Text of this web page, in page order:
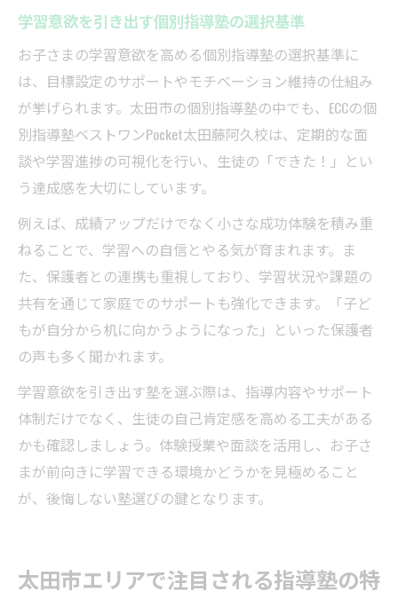
学習意欲を引き出す個別指導塾の選択基準
お子さまの学習意欲を高める個別指導塾の選択基準に
は、目標設定のサポートやモチベーション維持の仕組み
が挙げられます。太田市の個別指導塾の中でも、ECCの個
別指導塾ベストワンPocket太田藤阿久校は、定期的な面
談や学習進捗の可視化を行い、生徒の「できた！」とい
う達成感を大切にしています。
例えば、成績アップだけでなく小さな成功体験を積み重
ねることで、学習への自信とやる気が育まれます。ま
た、保護者との連携も重視しており、学習状況や課題の
共有を通じて家庭でのサポートも強化できます。「子ど
もが自分から机に向かうようになった」といった保護者
の声も多く聞かれます。
学習意欲を引き出す塾を選ぶ際は、指導内容やサポート
体制だけでなく、生徒の自己肯定感を高める工夫がある
かも確認しましょう。体験授業や面談を活用し、お子さ
まが前向きに学習できる環境かどうかを見極めること
が、後悔しない塾選びの鍵となります。
太田市エリアで注目される指導塾の特